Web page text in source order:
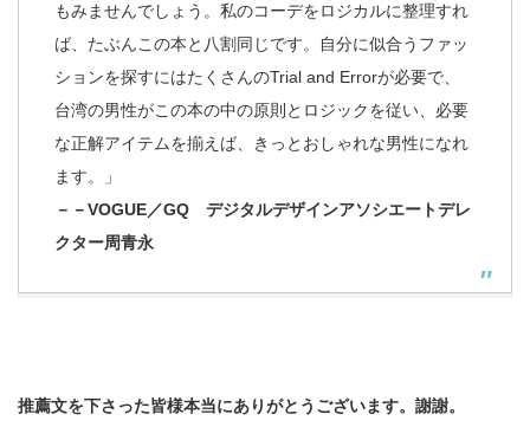
もみませんでしょう。私のコーデをロジカルに整理すれ
ば、たぶんこの本と八割同じです。自分に似合うファッ
ションを探すにはたくさんのTrial and Errorが必要で、
台湾の男性がこの本の中の原則とロジックを従い、必要
な正解アイテムを揃えば、きっとおしゃれな男性になれ
ます。」
－－VOGUE／GQ デジタルデザインアソシエートデレ
クター周青永
推薦文を下さった皆様本当にありがとうございます。謝謝。